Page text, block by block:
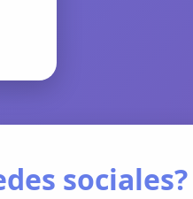
sociales?